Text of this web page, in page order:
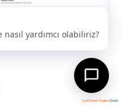
Canlı Destek YazılımıChatio